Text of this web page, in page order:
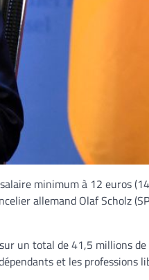
minimum à 12 euros
allemand Olaf Scholz
un total de 41,5 millions
et les professions